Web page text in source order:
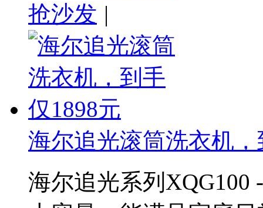
抢沙发 |
海尔追光滚筒洗衣机，
海尔追光系列XQG100